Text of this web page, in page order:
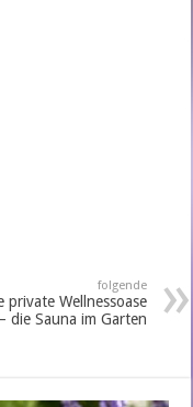
folgende
private Wellnessoase
die Sauna im Garten